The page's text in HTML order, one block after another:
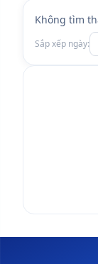
Không tìm
Sắp xếp ngày: